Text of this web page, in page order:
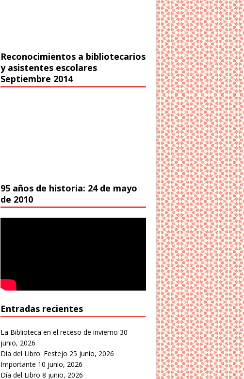
Reconocimientos a bibliotecarios
y asistentes escolares
Septiembre 2014
95 años de historia: 24 de mayo
de 2010
Entradas recientes
La Biblioteca en el receso de invierno 30
junio, 2026
Día del Libro. Festejo 25 junio, 2026
Importante 10 junio, 2026
Día del Libro 8 junio, 2026